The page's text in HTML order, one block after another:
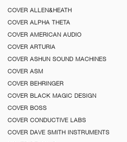
COVER ALLEN&HEATH
COVER ALPHA THETA
COVER AMERICAN AUDIO
COVER ARTURIA
COVER ASHUN SOUND MACHINES
COVER ASM
COVER BEHRINGER
COVER BLACK MAGIC DESIGN
COVER BOSS
COVER CONDUCTIVE LABS
COVER DAVE SMITH INSTRUMENTS